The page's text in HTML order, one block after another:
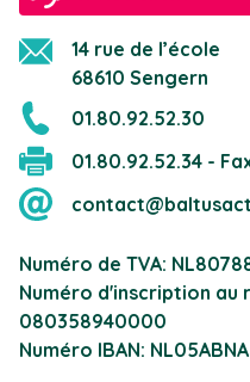
14 rue de l’école
68610 Sengern
01.80.92.52.30
01.80.92.52.34 -
Numéro de TVA:
Numéro d'inscription au
080358940000
Numéro IBAN: